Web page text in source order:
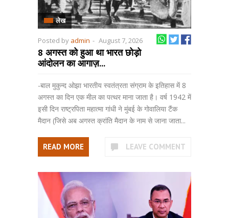
लेख
Posted by admin - August 7, 2026
8 अगस्त को हुआ था भारत छोड़ो
आंदोलन का आगाज़...
-बाल मुकुन्द ओझा भारतीय स्वतंत्रता संग्राम के इतिहास में 8
अगस्त का दिन एक मील का पत्थर माना जाता है। वर्ष 1942 में
इसी दिन राष्ट्रपिता महात्मा गांधी ने मुंबई के गोवालिया टैंक
मैदान (जिसे अब अगस्त क्रांति मैदान के नाम से जाना जाता...
READ MORE LEAVE COMMENT